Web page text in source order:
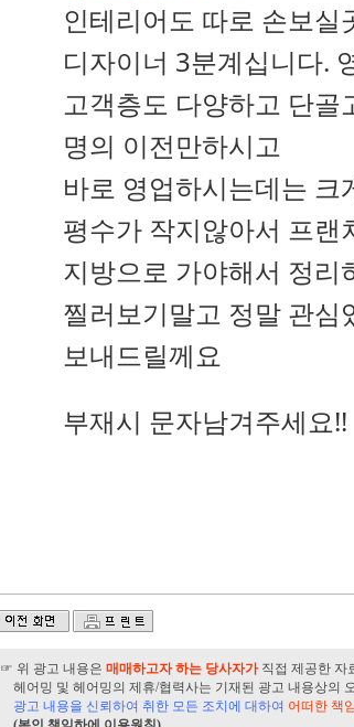
인테리어도 따로 손보실
디자이너 3분계십니다.
고객층도 다양하고 단골
명의 이전만하시고
바로 영업하시는데는 크
평수가 작지않아서 프랜
지방으로 가야해서 정리
찔러보기말고 정말 관심
보내드릴께요
부재시 문자남겨주세요!!
☞ 위 광고 내용은 매매하고자 하는 당사자가직접 제공한 자
헤어밍 및 헤어밍의 제휴/협력사는 기재된 광고 내용상의
광고 내용을 신뢰하여 취한 모든 조치에 대하여 어떠한 책